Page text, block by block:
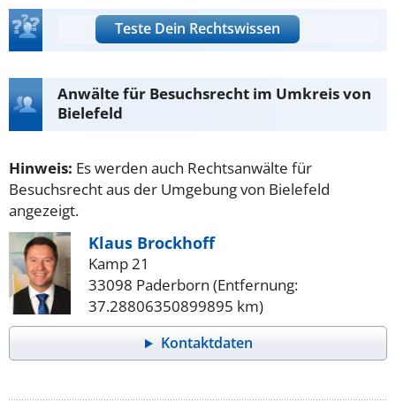
Teste Dein Rechtswissen
Anwälte für Besuchsrecht im Umkreis von
Bielefeld
Hinweis: Es werden auch Rechtsanwälte für
Besuchsrecht aus der Umgebung von Bielefeld
angezeigt.
Klaus Brockhoff
Kamp 21
33098 Paderborn (Entfernung:
37.28806350899895 km)
Kontaktdaten